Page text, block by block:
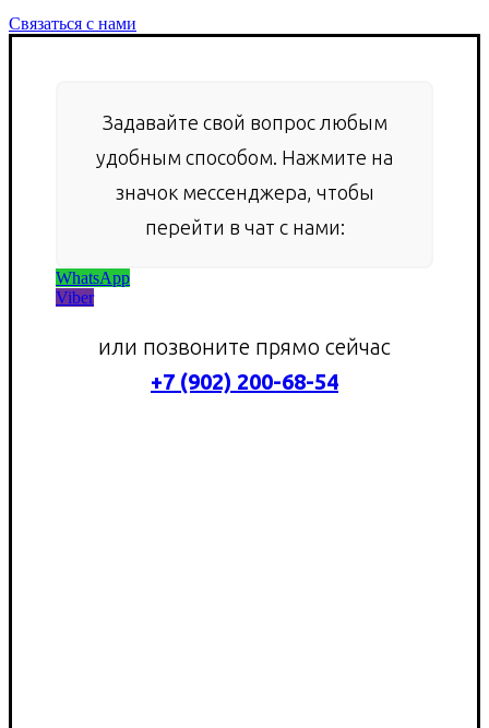
Связаться с нами
Задавайте свой вопрос любым
удобным способом. Нажмите на
значок мессенджера, чтобы
перейти в чат с нами:
WhatsApp
Viber
или позвоните прямо сейчас
+7 (902) 200-68-54